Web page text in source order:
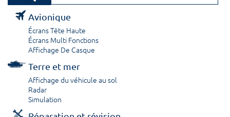
Avionique
Écrans Tête Haute
Écrans Multi Fonctions
Affichage De Casque
Terre et mer
Affichage du véhicule au sol
Radar
Simulation